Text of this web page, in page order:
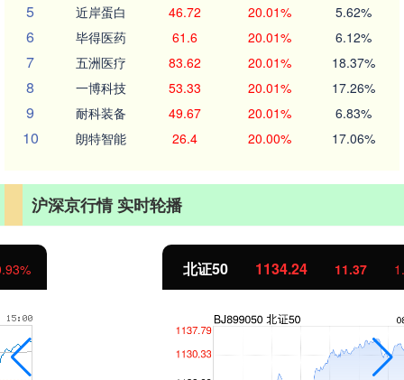
5 近岸蛋白 46.72 20.01% 5.62%
6 毕得医药 61.6 20.01% 6.12%
7 五洲医疗 83.62 20.01% 18.37%
8 一博科技 53.33 20.01% 17.26%
9 耐科装备 49.67 20.01% 6.83%
10 朗特智能 26.4 20.00% 17.06%
沪深京行情 实时轮播
1134.24 11.37 1.01%